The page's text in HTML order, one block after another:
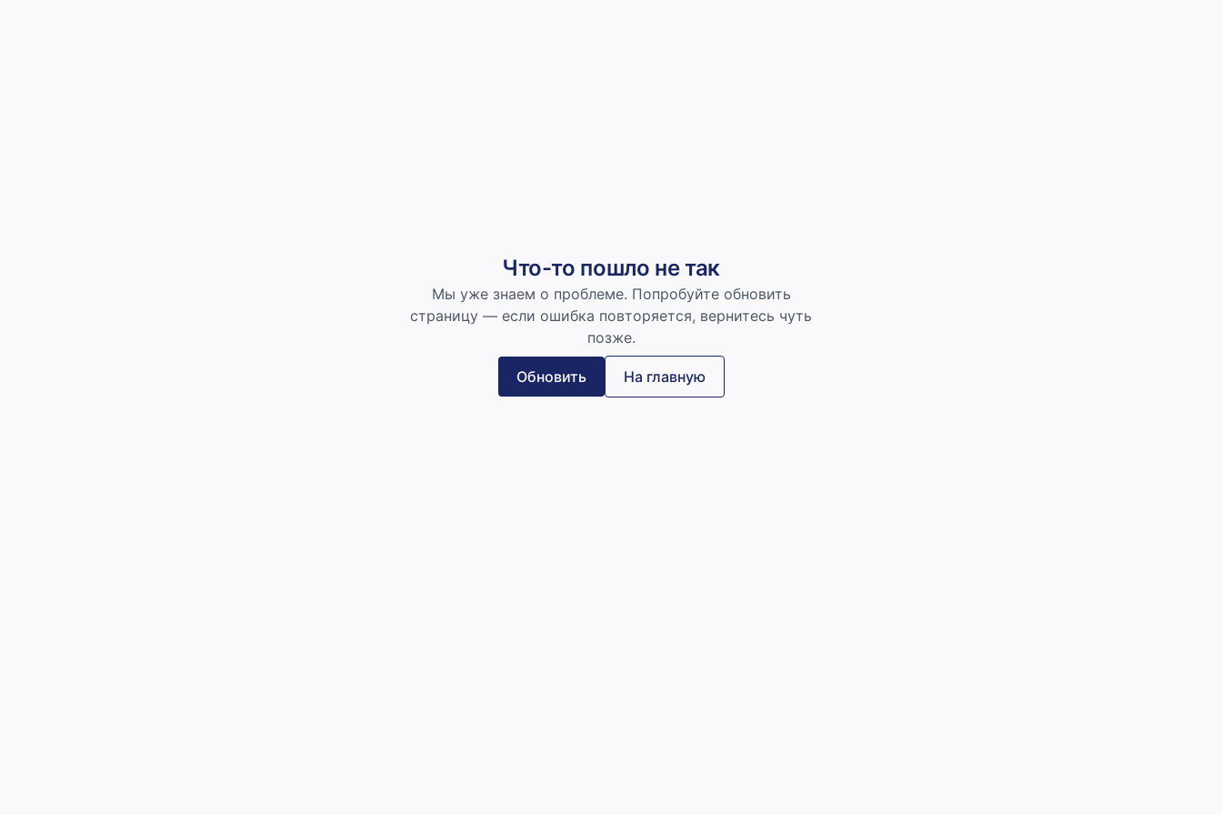
Что-то пошло не так
Мы уже знаем о проблеме. Попробуйте обновить
страницу — если ошибка повторяется, вернитесь чуть
позже.
Обновить На главную